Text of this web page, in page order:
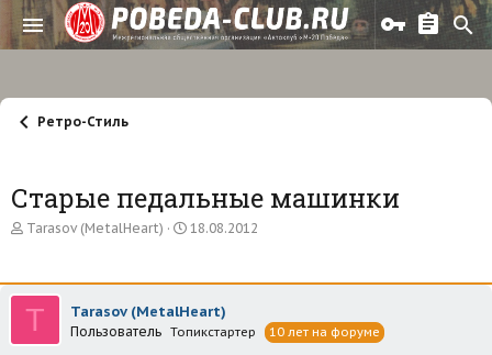
Ретро-Стиль
Старые педальные машинки
А
о
р
т
е
Tarasov (MetalHeart)
Д
а
а
ч
18.08.2012
T Tarasov (MetalHeart)
Пользователь Топикстартер 10 лет на форуме